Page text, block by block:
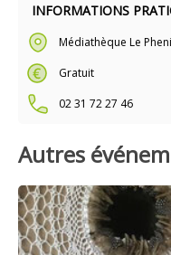
INFORMATIONS
Médiathèque Le
Gratuit
02 31 72 27 46
Autres